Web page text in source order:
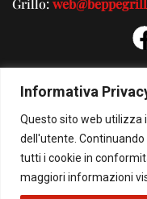
Informativa
Questo sito web utilizza
dell'utente.
tutti i cookie in
maggiori informazioni
Grillo: